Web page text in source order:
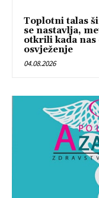
Toplotni talas
se nastavlja,
otkrili kada nas
osvježenje
04.08.2026